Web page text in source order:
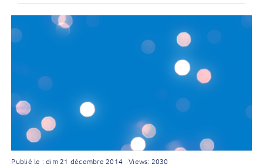
Publié le : dim 21 décembre 2014 Views: 2030